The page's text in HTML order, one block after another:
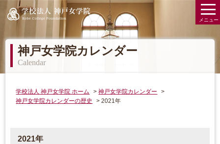
学校法人 神戸女学院 Kobe College
メニュー
神戸女学院カレンダー
Calendar
学校法人 神戸女学院 ホーム
神戸女学院カレンダー
神戸女学院カレンダーの歴史
2021年
2021年